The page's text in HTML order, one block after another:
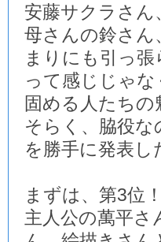
安藤サクラさ
母さんの鈴さん
まりにも引っ
って感じじゃ
固める人たち
そらく、脇役
を勝手に発表し
まずは、第3位！
主人公の萬平さ